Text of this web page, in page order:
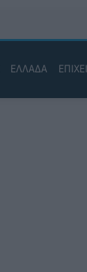
ΕΛΛΑΔΑ